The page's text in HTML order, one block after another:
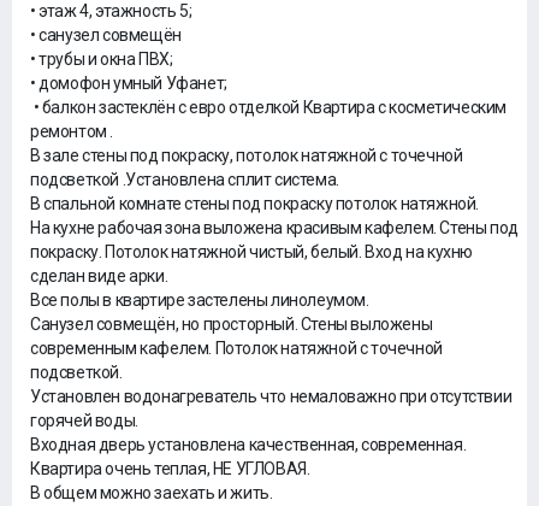
• этаж 4, этажность 5;
• санузел совмещён
• трубы и окна ПВХ;
• домофон умный Уфанет;
• балкон застеклён с евро отделкой Квартира с косметическим
ремонтом .
В зале стены под покраску, потолок натяжной с точечной
подсветкой .Установлена сплит система.
В спальной комнате стены под покраску потолок натяжной.
На кухне рабочая зона выложена красивым кафелем. Стены под
покраску. Потолок натяжной чистый, белый. Вход на кухню
сделан виде арки.
Все полы в квартире застелены линолеумом.
Санузел совмещён, но просторный. Стены выложены
современным кафелем. Потолок натяжной с точечной
подсветкой.
Установлен водонагреватель что немаловажно при отсутствии
горячей воды.
Входная дверь установлена качественная, современная.
Квартира очень теплая, НЕ УГЛОВАЯ.
В общем можно заехать и жить.